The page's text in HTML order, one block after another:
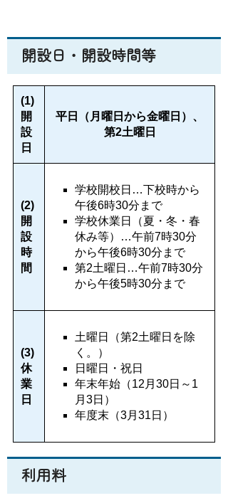
開設日・開設時間等
(1)
開
設
日
平日（月曜日から金曜日）、
第2土曜日
(2)
開
設
時
間
学校開校日…下校時から
午後6時30分まで
学校休業日（夏・冬・春
休み等）…午前7時30分
から午後6時30分まで
第2土曜日…午前7時30分
から午後5時30分まで
(3)
休
業
日
土曜日（第2土曜日を除
く。）
日曜日・祝日
年末年始（12月30日～1
月3日）
年度末（3月31日）
利用料